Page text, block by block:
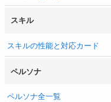
スキル
スキルの性能と対応カード
ペルソナ
ペルソナ全一覧